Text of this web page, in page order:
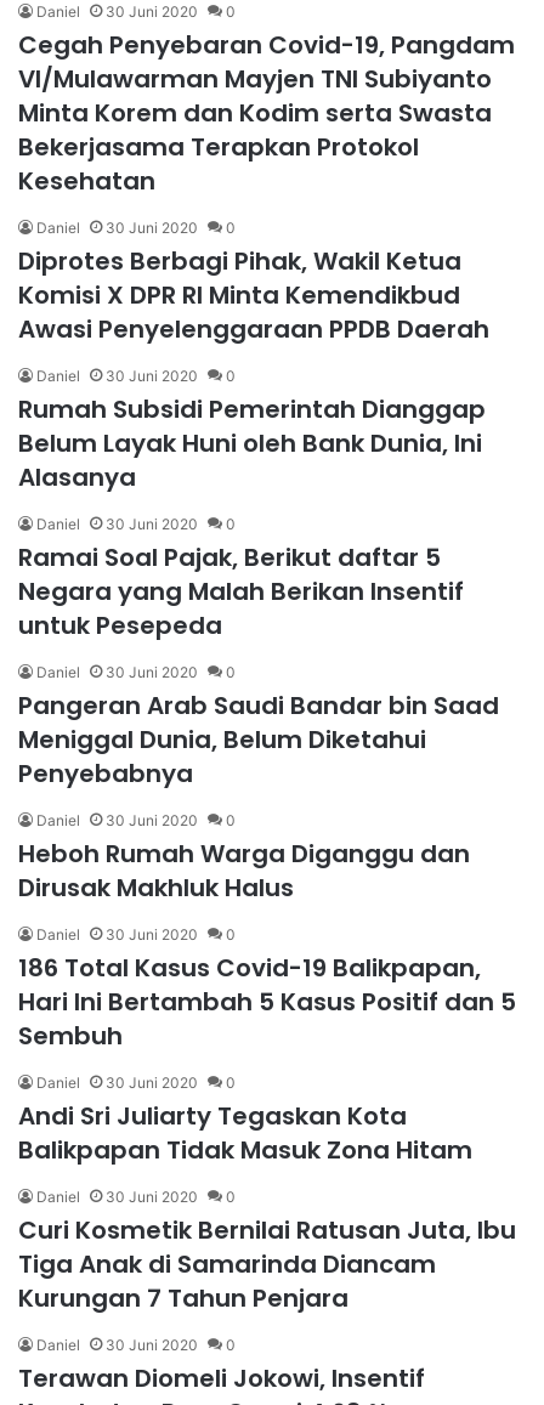
Daniel 30 Juni 2020 0
Cegah Penyebaran Covid-19, Pangdam
VI/Mulawarman Mayjen TNI Subiyanto
Minta Korem dan Kodim serta Swasta
Bekerjasama Terapkan Protokol
Kesehatan
Daniel 30 Juni 2020 0
Diprotes Berbagi Pihak, Wakil Ketua
Komisi X DPR RI Minta Kemendikbud
Awasi Penyelenggaraan PPDB Daerah
Daniel 30 Juni 2020 0
Rumah Subsidi Pemerintah Dianggap
Belum Layak Huni oleh Bank Dunia, Ini
Alasanya
Daniel 30 Juni 2020 0
Ramai Soal Pajak, Berikut daftar 5
Negara yang Malah Berikan Insentif
untuk Pesepeda
Daniel 30 Juni 2020 0
Pangeran Arab Saudi Bandar bin Saad
Meniggal Dunia, Belum Diketahui
Penyebabnya
Daniel 30 Juni 2020 0
Heboh Rumah Warga Diganggu dan
Dirusak Makhluk Halus
Daniel 30 Juni 2020 0
186 Total Kasus Covid-19 Balikpapan,
Hari Ini Bertambah 5 Kasus Positif dan 5
Sembuh
Daniel 30 Juni 2020 0
Andi Sri Juliarty Tegaskan Kota
Balikpapan Tidak Masuk Zona Hitam
Daniel 30 Juni 2020 0
Curi Kosmetik Bernilai Ratusan Juta, Ibu
Tiga Anak di Samarinda Diancam
Kurungan 7 Tahun Penjara
Daniel 30 Juni 2020 0
Terawan Diomeli Jokowi, Insentif